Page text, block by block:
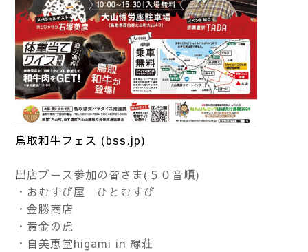
鳥取和牛フェス (bss.jp)
出店ブース参加の皆さま(５０音順)
・おむすび屋 ひとむすび
・金勝商店
・黄金の虎
・自美恵堂higami in 緑荘